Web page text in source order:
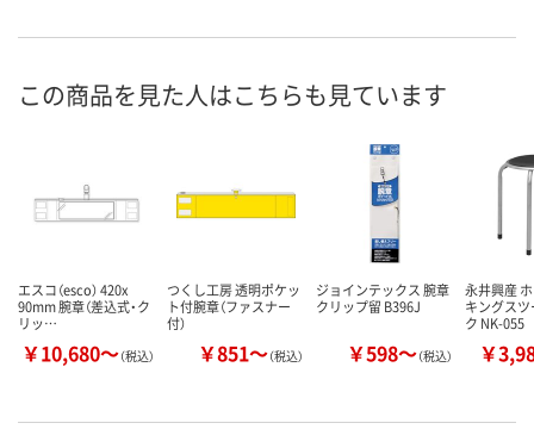
この商品を見た人はこちらも見ています
エスコ（esco） 420x
90mm 腕章（差込式・ク
リッ…
￥10,680～（税込）
つくし工房 透明ポケッ
ト付腕章（ファスナー
付）
￥851～（税込）
ジョインテックス 腕章
クリップ留 B396J
￥598～（税込）
永井興産
キングス
ク NK-055
￥